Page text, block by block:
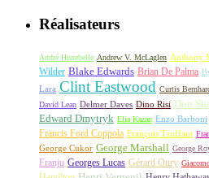
Réalisateurs
André Hunebelle Andrew V. McLaglen Anthony
Wilder Blake Edwards Brian De Palma
Lara Clint Eastwood Curtis
David Lean Delmer Daves Dino Risi Don
Edward Dmytryk Elia Kazan Enzo Barboni
Francis Ford Coppola François Truffaut
George Cukor George Marshall George
Franju Georges Lucas Gérard Oury